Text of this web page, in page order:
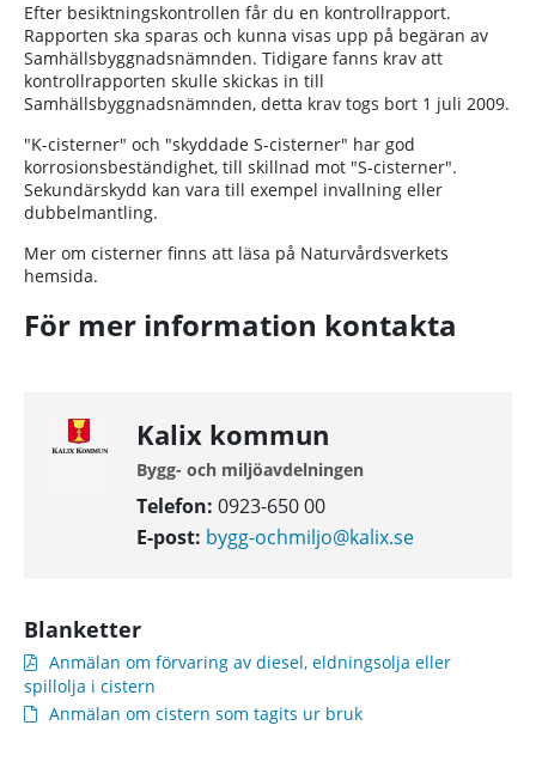
Efter besiktningskontrollen får du en kontrollrapport.
Rapporten ska sparas och kunna visas upp på begäran av
Samhällsbyggnadsnämnden. Tidigare fanns krav att
kontrollrapporten skulle skickas in till
Samhällsbyggnadsnämnden, detta krav togs bort 1 juli 2009.
"K-cisterner" och "skyddade S-cisterner" har god
korrosionsbeständighet, till skillnad mot "S-cisterner".
Sekundärskydd kan vara till exempel invallning eller
dubbelmantling.
Mer om cisterner finns att läsa på Naturvårdsverkets
hemsida.
För mer information kontakta
Kalix kommun
Bygg- och miljöavdelningen
Telefon: 0923-650 00
E-post: bygg-ochmiljo@kalix.se
Blanketter
Anmälan om förvaring av diesel, eldningsolja eller
spillolja i cistern
Anmälan om cistern som tagits ur bruk